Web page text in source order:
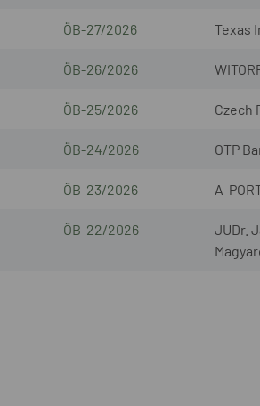
ÖB-27/2026 Texas
ÖB-26/2026
ÖB-25/2026 Czech
ÖB-24/2026 OTP
ÖB-23/2026 A-
ÖB-22/2026
JUDr.